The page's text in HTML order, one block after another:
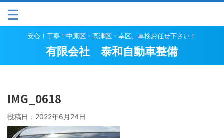
安心！丁寧！中原区・高津区・幸区、車検お任せ下さい！
有限会社 泰和自動車整備
IMG_0618
投稿日： 2022年6月24日